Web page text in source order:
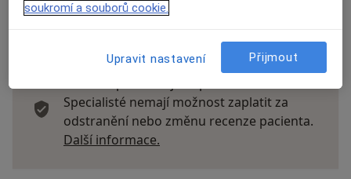
Specialisté nemají možnost zaplatit za
odstranění nebo změnu recenze pacienta.
Další informace.
soukromí a souborů cookie.
Upravit nastavení Přijmout